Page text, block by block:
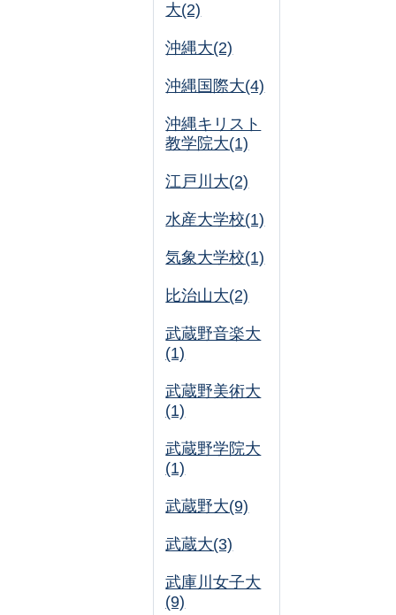
大(2)
沖縄大(2)
沖縄国際大(4)
沖縄キリスト
教学院大(1)
江戸川大(2)
水産大学校(1)
気象大学校(1)
比治山大(2)
武蔵野音楽大
(1)
武蔵野美術大
(1)
武蔵野学院大
(1)
武蔵野大(9)
武蔵大(3)
武庫川女子大
(9)